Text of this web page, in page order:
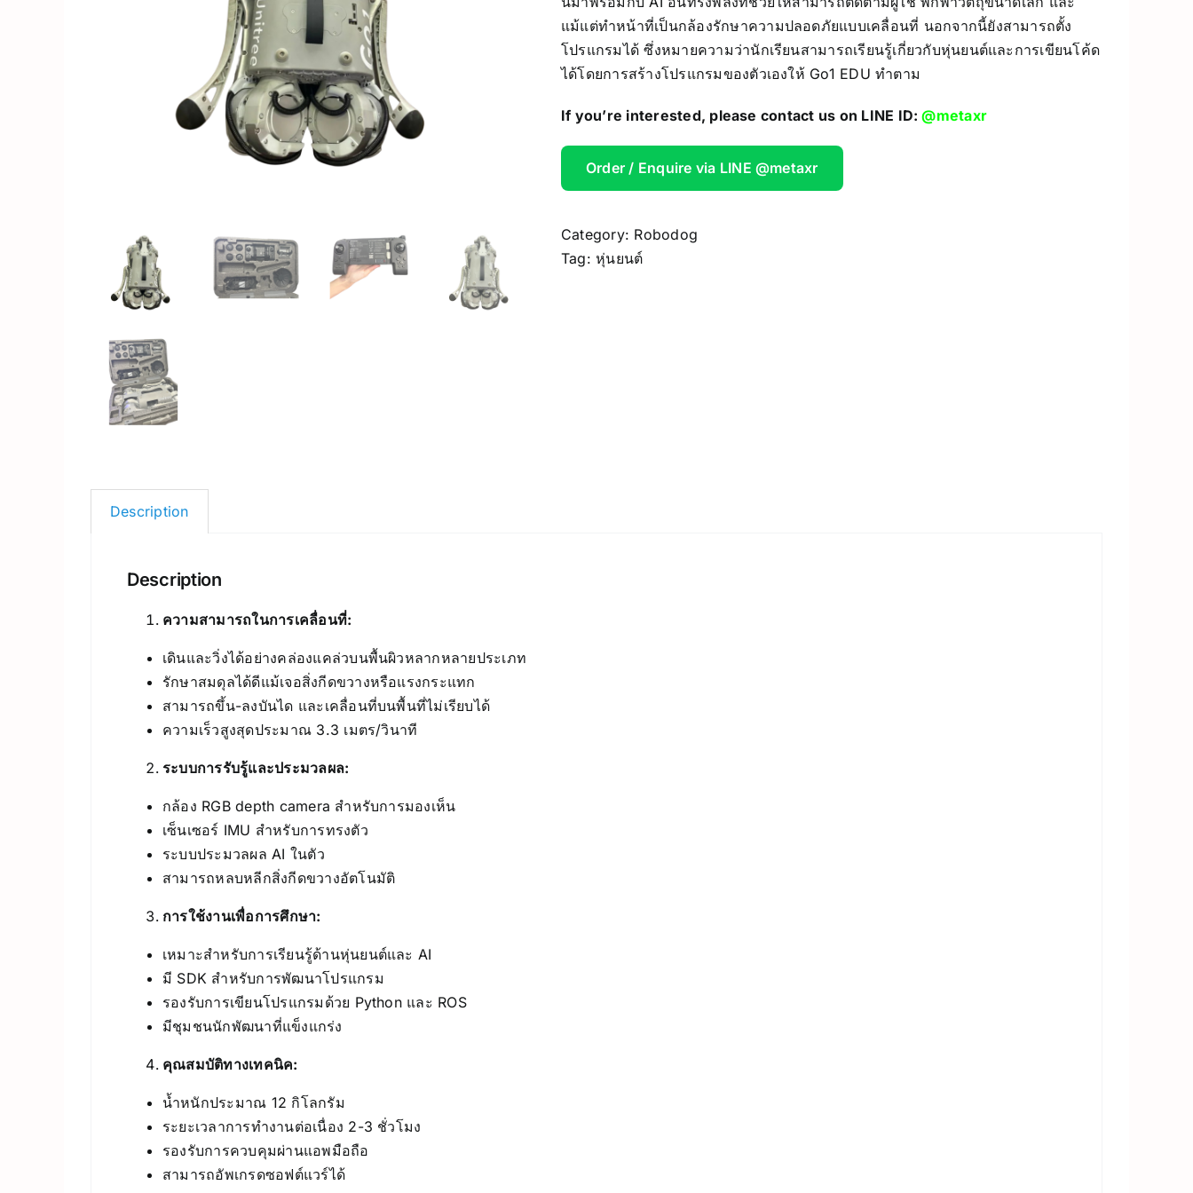
AOOSTAR
Wireless Receivers/Transmitters
UV Printer
แม้แต่ทำหน้าที่เป็นกล้องรักษาความปลอดภัยแบบเคลื่อนที่ นอกจากนี้ยังสามารถตั้ง
โปรแกรมได้ ซึ่งหมายความว่านักเรียนสามารถเรียนรู้เกี่ยวกับหุ่นยนต์และการเขียนโค้ด
ได้โดยการสร้างโปรแกรมของตัวเองให้ Go1 EDU ทำตาม
If you’re interested, please contact us on LINE ID:@metaxr
Order / Enquire via LINE @metaxr
Category: Robodog
Tag:หุ่นยนต์
Description
Description
ความสามารถในการเคลื่อนที่:
เดินและวิ่งได้อย่างคล่องแคล่วบนพื้นผิวหลากหลายประเภท
รักษาสมดุลได้ดีแม้เจอสิ่งกีดขวางหรือแรงกระแทก
สามารถขึ้น-ลงบันได และเคลื่อนที่บนพื้นที่ไม่เรียบได้
ความเร็วสูงสุดประมาณ 3.3 เมตร/วินาที
ระบบการรับรู้และประมวลผล:
กล้อง RGB depth camera สำหรับการมองเห็น
เซ็นเซอร์ IMU สำหรับการทรงตัว
ระบบประมวลผล AI ในตัว
สามารถหลบหลีกสิ่งกีดขวางอัตโนมัติ
การใช้งานเพื่อการศึกษา:
เหมาะสำหรับการเรียนรู้ด้านหุ่นยนต์และ AI
มี SDK สำหรับการพัฒนาโปรแกรม
รองรับการเขียนโปรแกรมด้วย Python และ ROS
มีชุมชนนักพัฒนาที่แข็งแกร่ง
คุณสมบัติทางเทคนิค:
น้ำหนักประมาณ 12 กิโลกรัม
ระยะเวลาการทำงานต่อเนื่อง 2-3 ชั่วโมง
รองรับการควบคุมผ่านแอพมือถือ
สามารถอัพเกรดซอฟต์แวร์ได้